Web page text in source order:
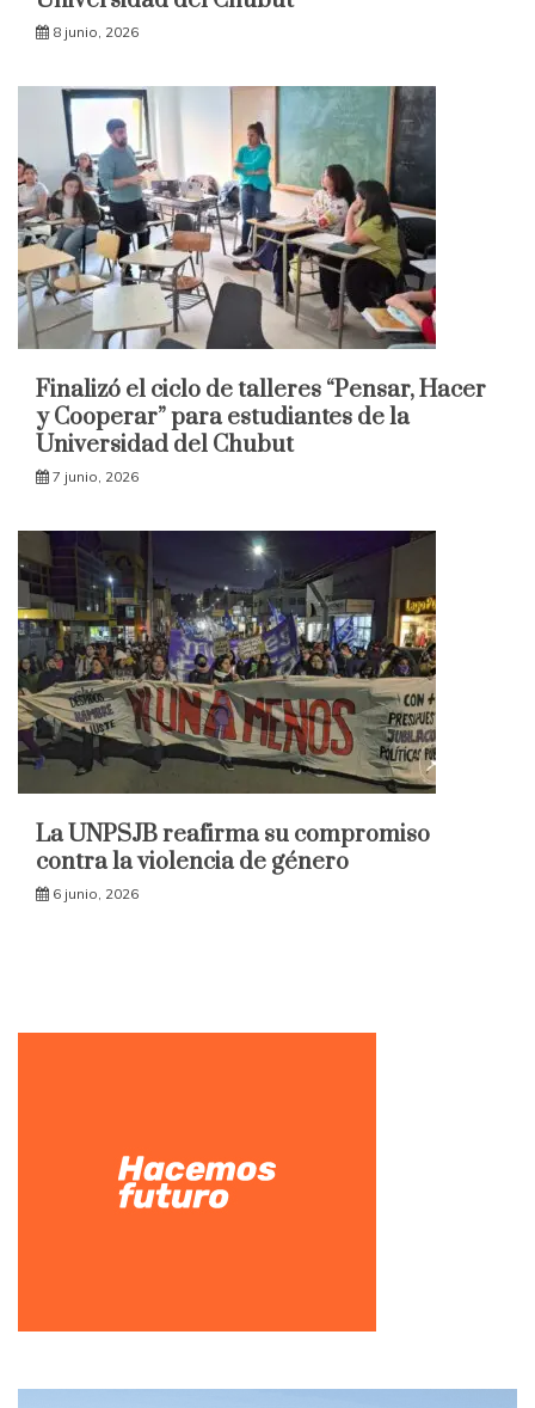
8 junio, 2026
Finalizó el ciclo de talleres “Pensar, Hacer
y Cooperar” para estudiantes de la
Universidad del Chubut
7 junio, 2026
La UNPSJB reafirma su compromiso
contra la violencia de género
6 junio, 2026